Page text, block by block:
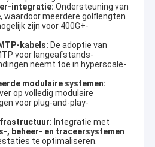
integratie: Ondersteuning van
, waardoor meerdere golflengten
zijn voor 400G+-
kabels: De adoptie van
voor langeafstands-
neemt toe in hyperscale-
modulaire systemen:
op volledig modulaire
voor plug-and-play-
Integratie met
, beheer- en traceersystemen
te optimaliseren.